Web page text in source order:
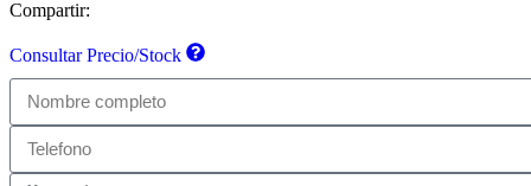
Compartir:
Consultar Precio/Stock